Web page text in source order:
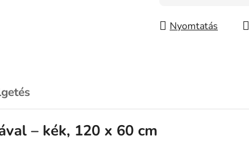
Nyomtatás
–kék, 120 x 60 cm